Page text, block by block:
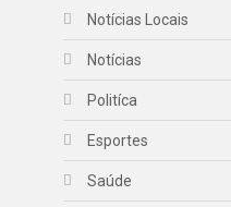
Notícias Locais
Notícias
Politíca
Esportes
Saúde